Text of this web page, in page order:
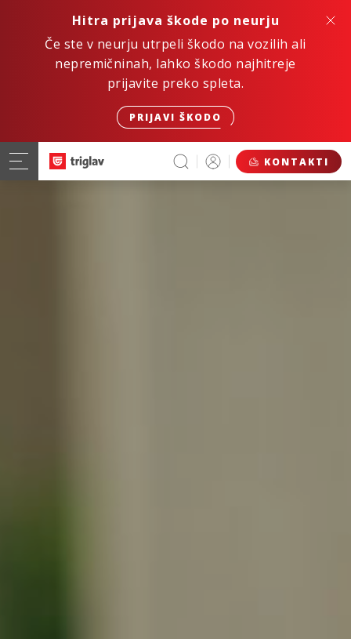
Hitra prijava škode po neurju
Če ste v neurju utrpeli škodo na vozilih ali
nepremičninah, lahko škodo najhitreje
prijavite preko spleta.
PRIJAVI ŠKODO
KONTAKTI